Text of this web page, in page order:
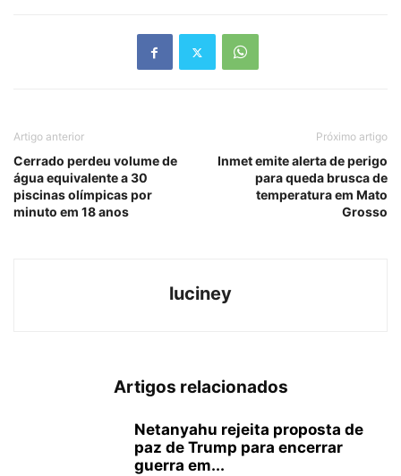
Artigo anterior
Cerrado perdeu volume de
água equivalente a 30
piscinas olímpicas por
minuto em 18 anos
Próximo artigo
Inmet emite alerta de perigo
para queda brusca de
temperatura em Mato
Grosso
luciney
Artigos relacionados
Netanyahu rejeita proposta de
paz de Trump para encerrar
guerra em...